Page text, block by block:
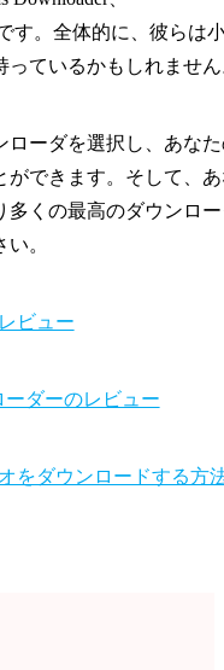
す。全体的に、彼らは
っているかもしれませ
ローダを選択し、あな
ができます。そして、
多くの最高のダウンロ
。
ビュー
ダーのレビュー
をダウンロードする方